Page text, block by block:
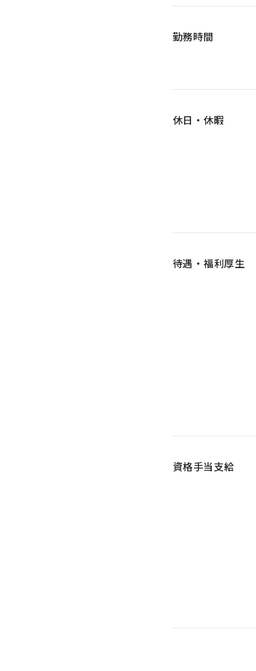
勤務時間
休日・休暇
待遇・福利厚生
資格手当支給